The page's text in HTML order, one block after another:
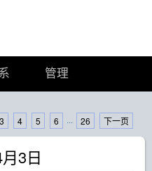
管理
3 4 5 6 ··· 26 下一页
3日